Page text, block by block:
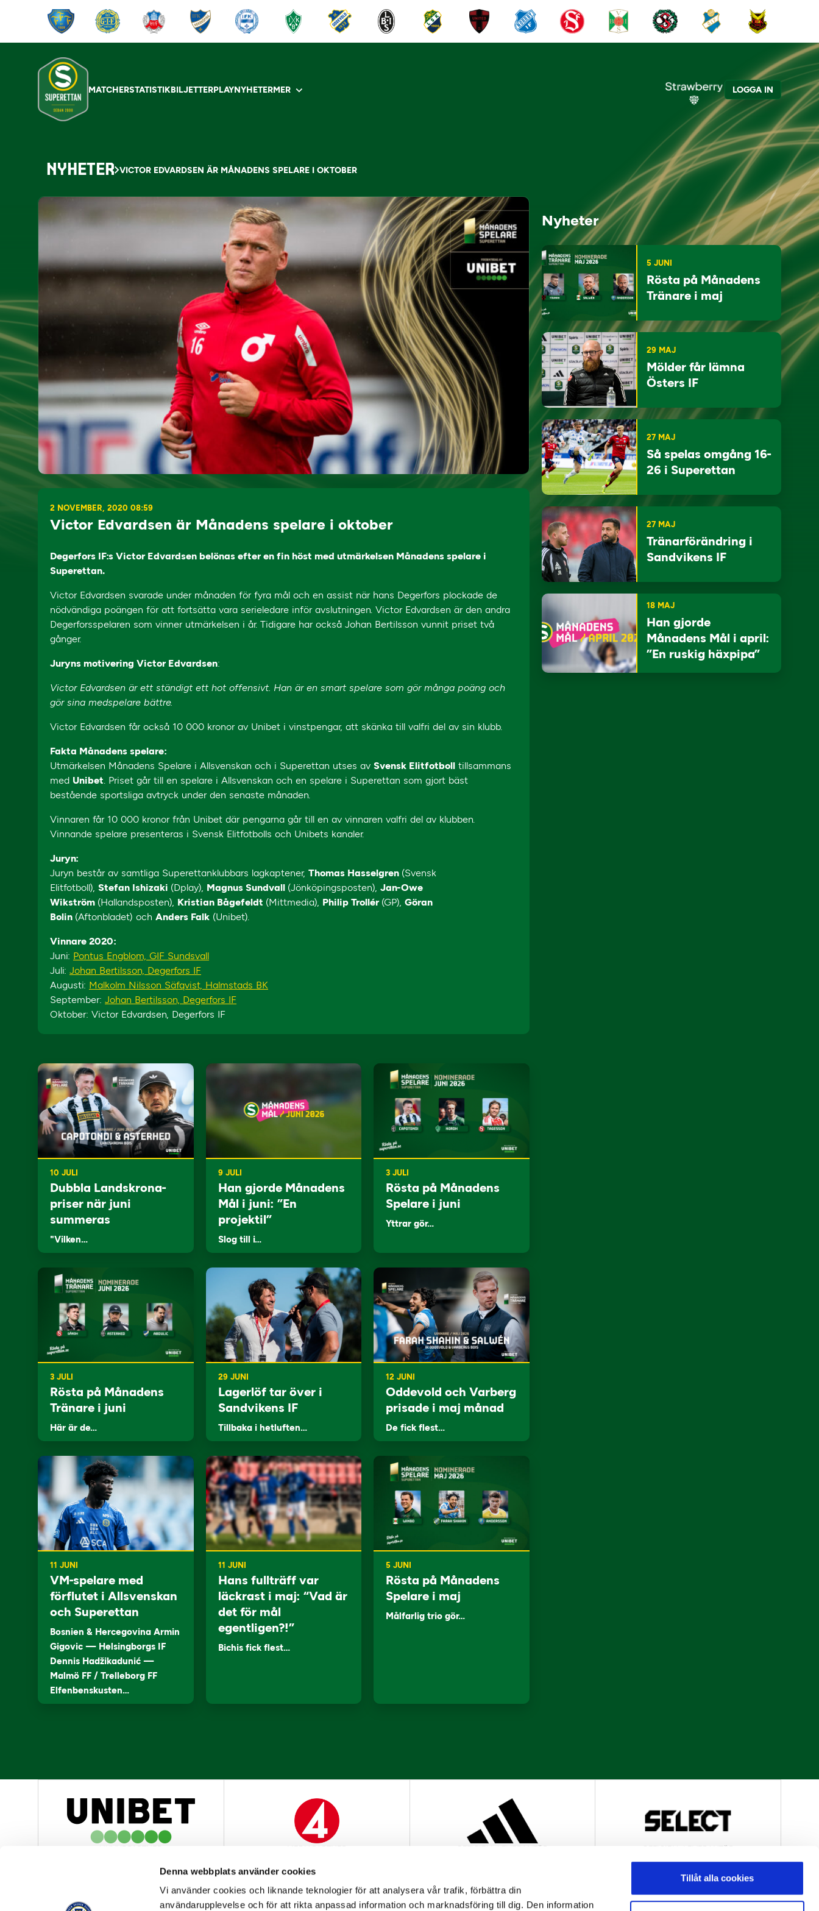
Denna webbplats använder cookies
Vi använder cookies och liknande teknologier för att analysera vår trafik, förbättra din
användarupplevelse och för att rikta anpassad information och marknadsföring till dig. Den information
Tillåt alla cookies
MATCHERSTATISTIKBILJETTERPLAYNYHETERMER LOGGA IN
NYHETER VICTOR EDVARDSEN ÄR MÅNADENS SPELARE I OKTOBER
2 NOVEMBER, 2020 08:59
Victor Edvardsen är Månadens spelare i oktober
Degerfors IF:s Victor Edvardsen belönas efter en fin höst med utmärkelsen Månadens spelare i
Superettan.
Victor Edvardsen svarade under månaden för fyra mål och en assist när hans Degerfors plockade de
nödvändiga poängen för att fortsätta vara serieledare inför avslutningen. Victor Edvardsen är den andra
Degerforsspelaren som vinner utmärkelsen i år. Tidigare har också Johan Bertilsson vunnit priset två
gånger.
Juryns motivering Victor Edvardsen:
Victor Edvardsen är ett ständigt ett hot offensivt. Han är en smart spelare som gör många poäng och
gör sina medspelare bättre.
Victor Edvardsen får också 10 000 kronor av Unibet i vinstpengar, att skänka till valfri del av sin klubb.
Fakta Månadens spelare:
Utmärkelsen Månadens Spelare i Allsvenskan och i Superettan utses av Svensk Elitfotboll tillsammans
med Unibet. Priset går till en spelare i Allsvenskan och en spelare i Superettan som gjort bäst
bestående sportsliga avtryck under den senaste månaden.
Vinnaren får 10 000 kronor från Unibet där pengarna går till en av vinnaren valfri del av klubben.
Vinnande spelare presenteras i Svensk Elitfotbolls och Unibets kanaler.
Juryn:
Juryn består av samtliga Superettanklubbars lagkaptener, Thomas Hasselgren (Svensk
Elitfotboll), Stefan Ishizaki (Dplay), Magnus Sundvall (Jönköpingsposten), Jan-Owe
Wikström (Hallandsposten), Kristian Bågefeldt (Mittmedia), Philip Trollér (GP), Göran
Bolin (Aftonbladet) och Anders Falk (Unibet).
Vinnare 2020:
Juni: Pontus Engblom, GIF Sundsvall
Juli: Johan Bertilsson, Degerfors IF
Augusti: Malkolm Nilsson Säfqvist, Halmstads BK
September: Johan Bertilsson, Degerfors IF
Oktober: Victor Edvardsen, Degerfors IF
10 JULI
Dubbla Landskrona-
priser när juni
summeras
"Vilken…
9 JULI
Han gjorde Månadens
Mål i juni: ”En
projektil”
Slog till i…
3 JULI
Rösta på Månadens
Spelare i juni
Yttrar gör…
3 JULI
Rösta på Månadens
Tränare i juni
Här är de…
29 JUNI
Lagerlöf tar över i
Sandvikens IF
Tillbaka i hetluften…
12 JUNI
Oddevold och Varberg
prisade i maj månad
De fick flest…
11 JUNI
VM-spelare med
förflutet i Allsvenskan
och Superettan
Bosnien & Hercegovina Armin
Gigovic — Helsingborgs IF
Dennis Hadžikadunić —
Malmö FF / Trelleborg FF
Elfenbenskusten…
11 JUNI
Hans fullträff var
läckrast i maj: “Vad är
det för mål
egentligen?!”
Bichis fick flest…
5 JUNI
Rösta på Månadens
Spelare i maj
Målfarlig trio gör…
Nyheter
5 JUNI
Rösta på Månadens
Tränare i maj
29 MAJ
Mölder får lämna
Östers IF
27 MAJ
Så spelas omgång 16-
26 i Superettan
27 MAJ
Tränarförändring i
Sandvikens IF
18 MAJ
Han gjorde
Månadens Mål i april:
”En ruskig häxpipa”